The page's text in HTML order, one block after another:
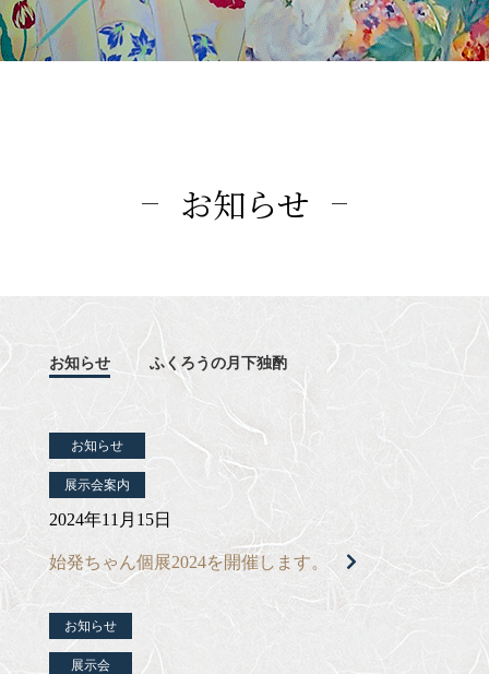
お知らせ
お知らせ ふくろうの月下独酌
お知らせ
展示会案内
2024年11月15日
始発ちゃん個展2024を開催します。
お知らせ
展示会